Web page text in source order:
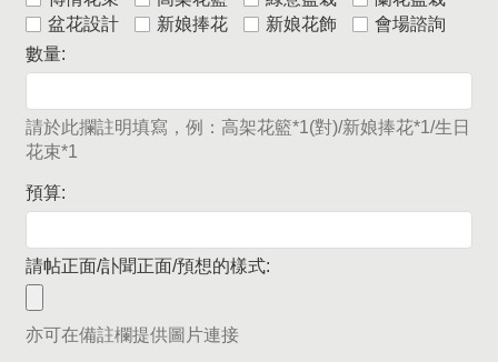
盆花設計
新娘捧花 新娘花飾
會場諮詢
數量:
請於此攔註明填寫，例：高架花籃*1(對)/新娘捧花*1/生日
花束*1
預算:
請帖正面/訃聞正面/預想的樣式:
亦可在備註欄提供圖片連接